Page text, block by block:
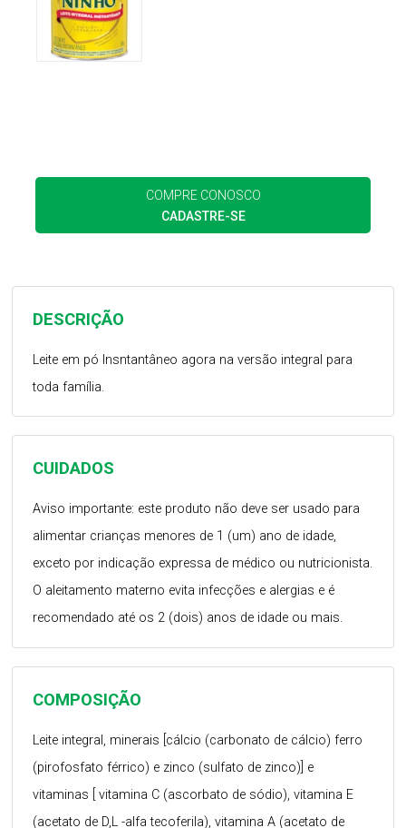
COMPRE CONOSCO
CADASTRE-SE
COMPOSIÇÃO
Leite integral, minerais [cálcio (carbonato de cálcio) ferro
(pirofosfato férrico) e zinco (sulfato de zinco)] e
vitaminas [ vitamina C (ascorbato de sódio), vitamina E
(acetato de D,L -alfa tecoferila), vitamina A (acetato de
CUIDADOS
Aviso importante: este produto não deve ser usado para
alimentar crianças menores de 1 (um) ano de idade,
exceto por indicação expressa de médico ou nutricionista.
O aleitamento materno evita infecções e alergias e é
recomendado até os 2 (dois) anos de idade ou mais.
DESCRIÇÃO
Leite em pó Insntantâneo agora na versão integral para
toda família.